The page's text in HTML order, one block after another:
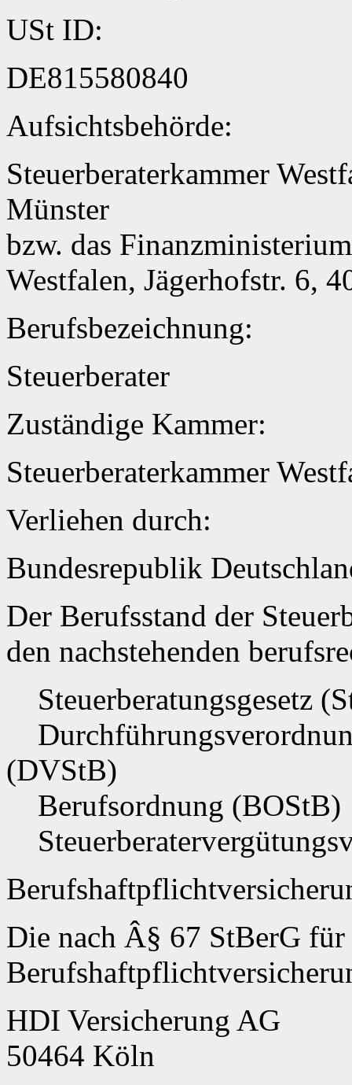
USt ID:
DE815580840
Aufsichtsbehörde:
Steuerberaterkammer
Münster
bzw. das
Westfalen, Jägerhofstr. 6,
Berufsbezeichnung:
Steuerberater
Zuständige Kammer:
Steuerberaterkammer
Verliehen durch:
Bundesrepublik
Der Berufsstand der
den nachstehenden
Steuerberatungsgesetz
(DVStB)
Berufsordnung (BOStB)
Die nach Â§ 67 StBerG
HDI Versicherung AG
50464 Köln